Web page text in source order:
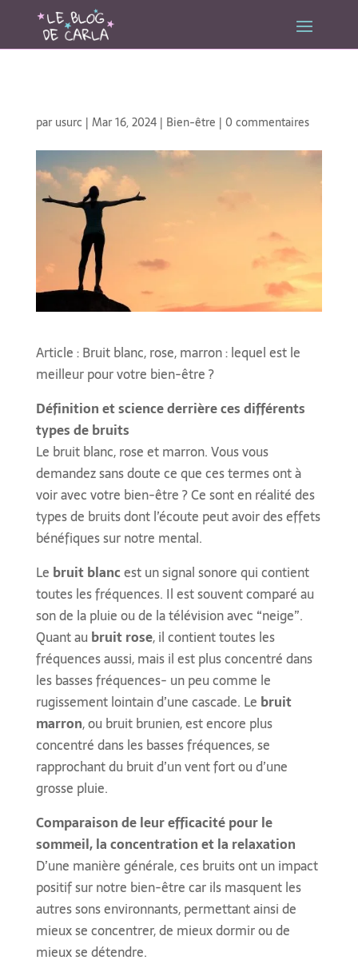
parusurc | Mar 16, 2024| Bien-être | 0 commentaires
Article : Bruit blanc, rose, marron : lequel est le
meilleur pour votre bien-être ?
Définition et science derrière ces différents
types de bruits
Le bruit blanc, rose et marron. Vous vous
demandez sans doute ce que ces termes ont à
voir avec votre bien-être ? Ce sont en réalité des
types de bruits dont l’écoute peut avoir des effets
bénéfiques sur notre mental.
Le bruit blancest un signal sonore qui contient
toutes les fréquences. Il est souvent comparé au
son de la pluie ou de la télévision avec “neige”.
Quant au bruit rose, il contient toutes les
fréquences aussi, mais il est plus concentré dans
les basses fréquences- un peu comme le
rugissement lointain d’une cascade. Le bruit
marron, ou bruit brunien, est encore plus
concentré dans les basses fréquences, se
rapprochant du bruit d’un vent fort ou d’une
grosse pluie.
Comparaison de leur efficacité pour le
sommeil, la concentration et la relaxation
D’une manière générale, ces bruits ont un impact
positif sur notre bien-être car ils masquent les
autres sons environnants, permettant ainsi de
mieux se concentrer, de mieux dormir ou de
mieux se détendre.